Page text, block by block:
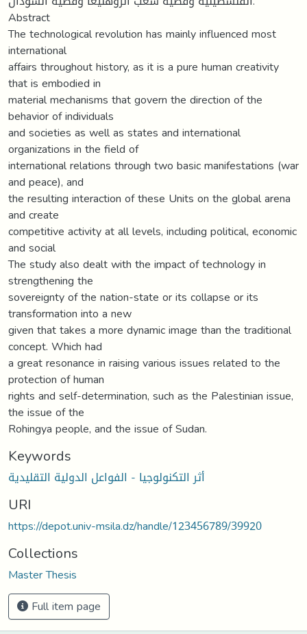
Abstract
The technological revolution has mainly influenced most
international
affairs throughout history, as it is a pure human creativity
that is embodied in
material mechanisms that govern the direction of the
behavior of individuals
and societies as well as states and international
organizations in the field of
international relations through two basic manifestations (war
and peace), and
the resulting interaction of these Units on the global arena
and create
competitive activity at all levels, including political, economic
and social
The study also dealt with the impact of technology in
strengthening the
sovereignty of the nation-state or its collapse or its
transformation into a new
given that takes a more dynamic image than the traditional
concept. Which had
a great resonance in raising various issues related to the
protection of human
rights and self-determination, such as the Palestinian issue,
the issue of the
Rohingya people, and the issue of Sudan.
Keywords
أثر التكنولوجيا - الفواعل الدولية التقليدية
URI
https://depot.univ-msila.dz/handle/123456789/39920
Collections
Master Thesis
Full item page